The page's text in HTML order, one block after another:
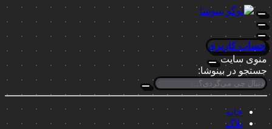
حساب کاربری
منوی سایت
جستجو در بینوشا:
خانه
بلاگ